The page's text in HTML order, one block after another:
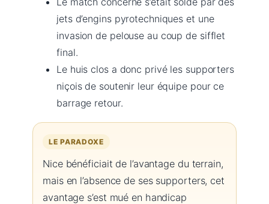
jets d’engins pyrotechniques et une
invasion de pelouse au coup de sifflet
final.
Le huis clos a donc privé les supporters
niçois de soutenir leur équipe pour ce
barrage retour.
LE PARADOXE
Nice bénéficiait de l’avantage du terrain,
mais en l’absence de ses supporters, cet
avantage s’est mué en handicap